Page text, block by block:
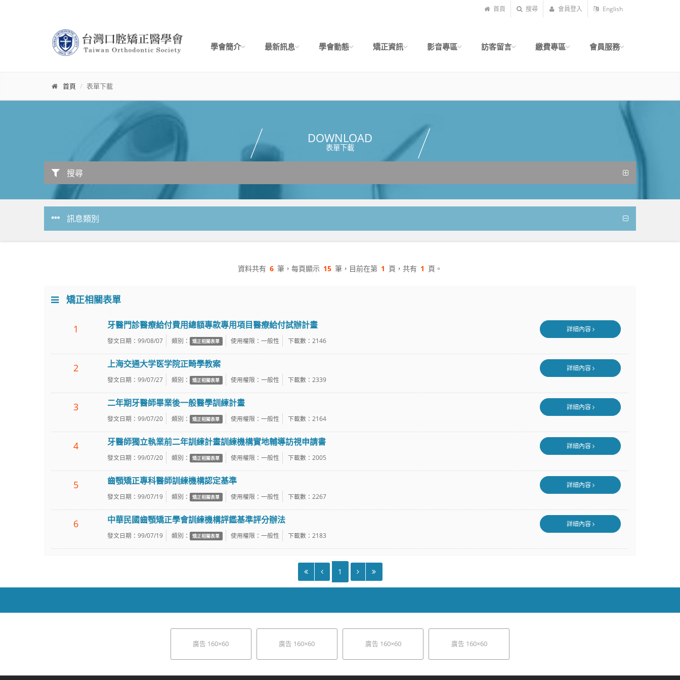
首頁 搜尋 會員登入 English
學會簡介 最新訊息 學會動態 矯正資訊 影音專區 訪客留言 繳費專區 會員服務
首頁 表單下載
DOWNLOAD
表單下載
搜尋
訊息類別
資料共有 6 筆，每頁顯示 15 筆，目前在第 1 頁，共有 1 頁。
矯正相關表單
1 牙醫門診醫療給付費用總額專款專用項目醫療給付試辦計畫
發文日期：99/08/07 類別： 矯正相關表單 使用權限：一般性 下載數：2146
詳細內容
2 上海交通大学医学院正畸學教案
發文日期：99/07/27 類別： 矯正相關表單 使用權限：一般性 下載數：2339
詳細內容
3 二年期牙醫師畢業後一般醫學訓練計畫
發文日期：99/07/20 類別： 矯正相關表單 使用權限：一般性 下載數：2164
詳細內容
4 牙醫師獨立執業前二年訓練計畫訓練機構實地輔導訪視申請書
發文日期：99/07/20 類別： 矯正相關表單 使用權限：一般性 下載數：2005
詳細內容
5 齒顎矯正專科醫師訓練機構認定基準
發文日期：99/07/19 類別： 矯正相關表單 使用權限：一般性 下載數：2267
詳細內容
6 中華民國齒顎矯正學會訓練機構評鑑基準評分辦法
發文日期：99/07/19 類別： 矯正相關表單 使用權限：一般性 下載數：2183
詳細內容
1
廣告 160×60 廣告 160×60 廣告 160×60 廣告 160×60